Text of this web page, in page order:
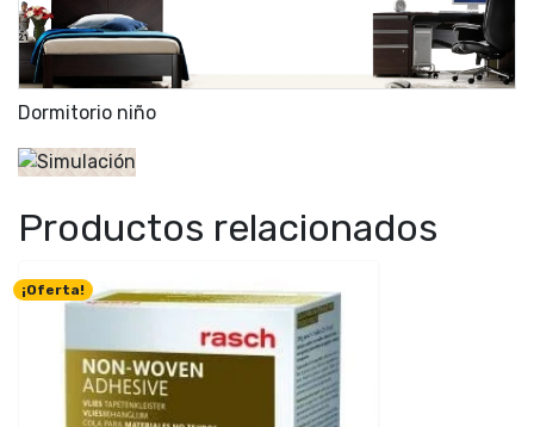
Dormitorio niño
Productos relacionados
¡Oferta!